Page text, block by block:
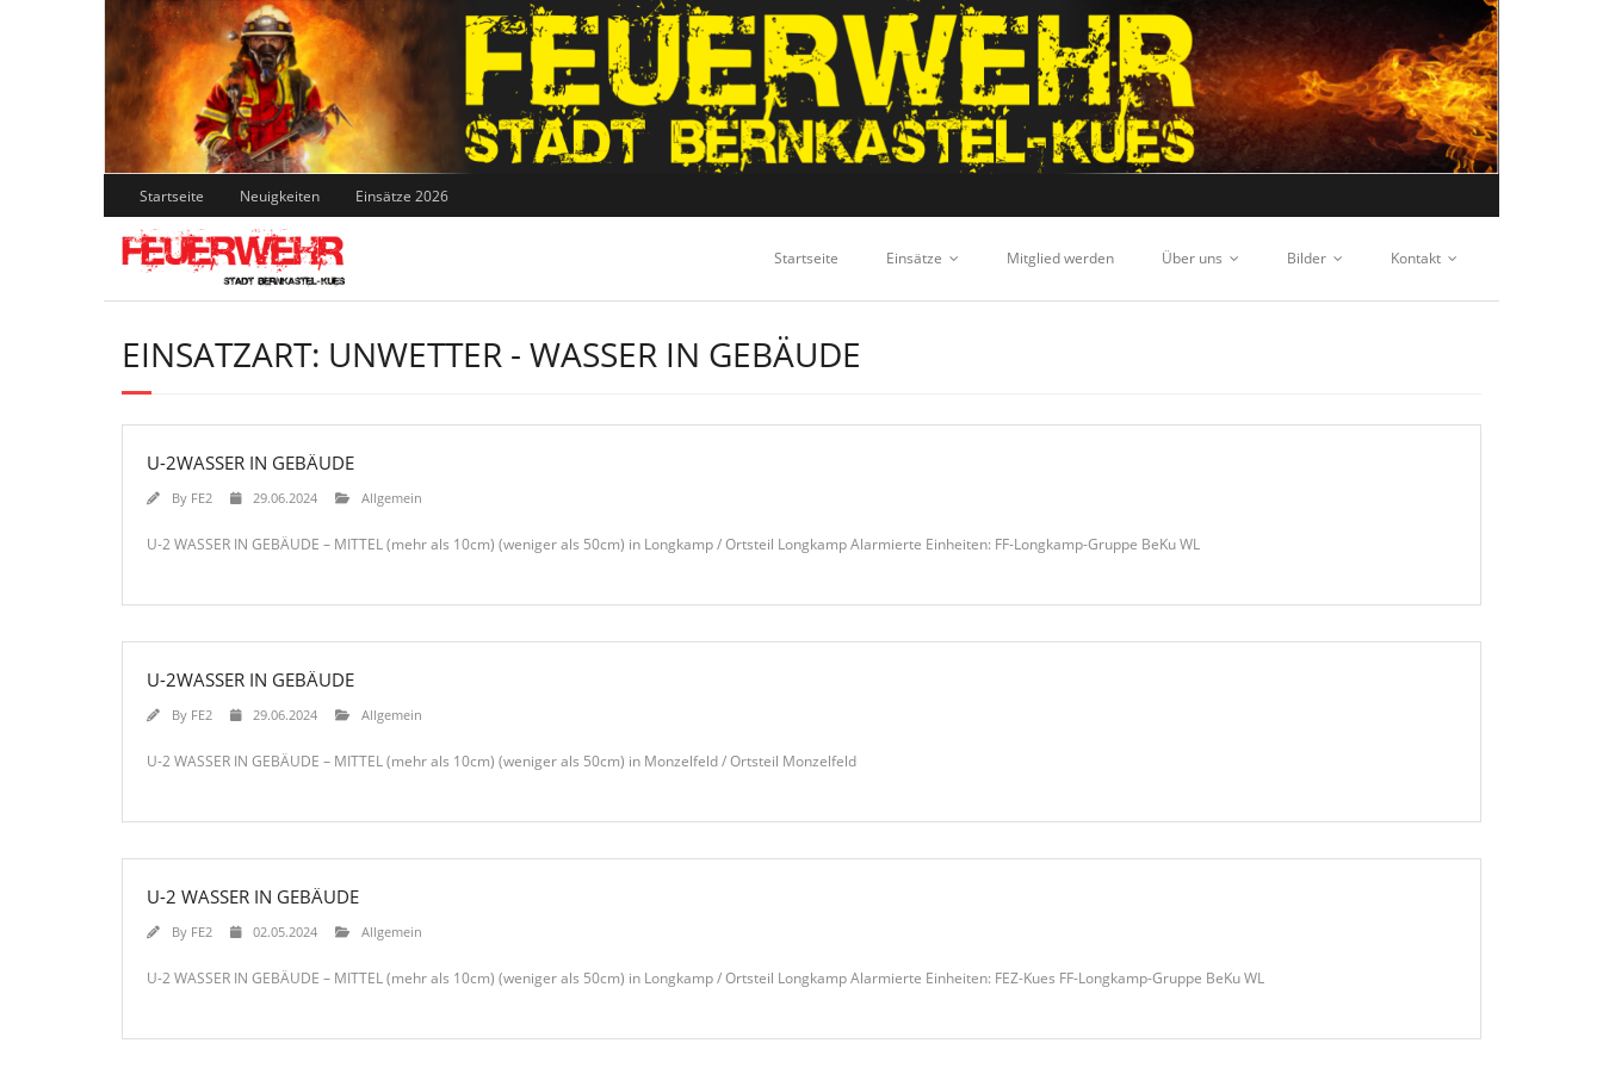
Skip
to
content
Startseite Neuigkeiten Einsätze 2026
Startseite Einsätze Mitglied werden Über uns Bilder Kontakt
EINSATZART: UNWETTER - WASSER IN GEBÄUDE
U-2WASSER IN GEBÄUDE
By FE2 29.06.2024 Allgemein
U-2 WASSER IN GEBÄUDE – MITTEL (mehr als 10cm) (weniger als 50cm) in Longkamp / Ortsteil Longkamp Alarmierte Einheiten: FF-Longkamp-Gruppe BeKu WL
U-2WASSER IN GEBÄUDE
By FE2 29.06.2024 Allgemein
U-2 WASSER IN GEBÄUDE – MITTEL (mehr als 10cm) (weniger als 50cm) in Monzelfeld / Ortsteil Monzelfeld
U-2 WASSER IN GEBÄUDE
By FE2 02.05.2024 Allgemein
U-2 WASSER IN GEBÄUDE – MITTEL (mehr als 10cm) (weniger als 50cm) in Longkamp / Ortsteil Longkamp Alarmierte Einheiten: FEZ-Kues FF-Longkamp-Gruppe BeKu WL